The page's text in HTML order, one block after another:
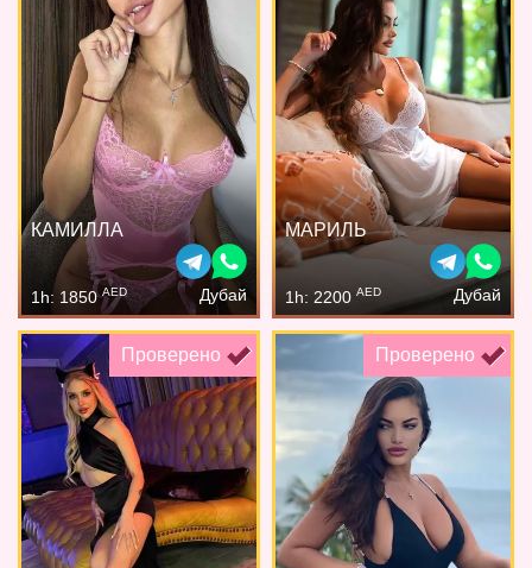
КАМИЛЛА
1h: 1850AED Дубай
МАРИЛЬ
1h: 2200 AED Дубай
Проверено Проверено